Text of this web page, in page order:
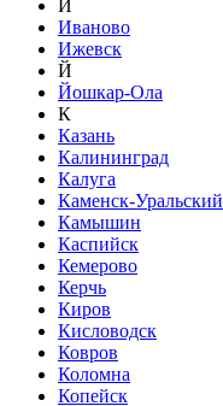
И
Иваново
Ижевск
Й
Йошкар-Ола
К
Казань
Калининград
Калуга
Каменск-Уральский
Камышин
Каспийск
Кемерово
Керчь
Киров
Кисловодск
Ковров
Коломна
Копейск